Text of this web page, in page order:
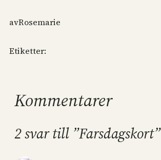
avRosemarie
Etiketter:
Kommentarer
2 svar till ”Farsdagskort”